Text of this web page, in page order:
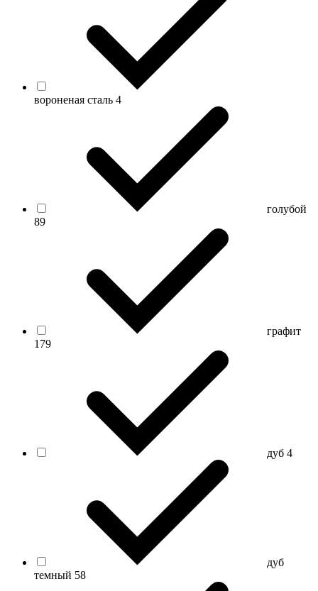
вороненая сталь 4
голубой
89
графит
179
дуб 4
дуб
темный 58